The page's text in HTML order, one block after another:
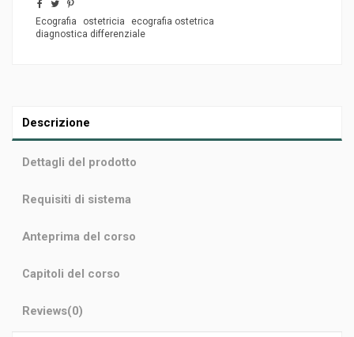
Ecografia ostetricia
ecografia ostetrica
diagnostica differenziale
Descrizione
Dettagli del prodotto
Requisiti di sistema
Anteprima del corso
Capitoli del corso
Reviews(0)